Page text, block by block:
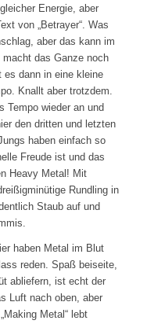
Energie, aber
von „Betrayer“. Was
aber das kann im
das Ganze noch
es dann in eine kleine
Knallt aber trotzdem.
Tempo wieder an und
den dritten und letzten
haben einfach so
Freude ist und das
Heavy Metal! Mit
Rundling in
Staub auf und
haben Metal im Blut
reden. Spaß beiseite,
abliefern, ist echt der
Luft nach oben, aber
Metal“ lebt